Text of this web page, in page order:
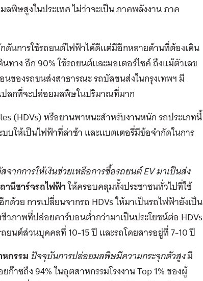
พิษสูงในประเทศ ไม่ว่าจะเป็น ภาคพลังงาน ภาค
ดันการใช้รถยนต์ไฟฟ้าได้ดีแต่มีอีกหลายด้านที่ต้องเดิน
ทาง อีก 90% ใช้รถยนต์และมอเตอร์ไซค์ ถึงแม้ตัวเลข
ของรถขนส่งสาธารณะ รถบัสขนส่งในกรุงเทพฯ มี
ปลกที่จะปล่อยมลพิษในปริมาณที่มาก
(HDVs) หรือยานพาหนะสำหรับงานหนัก รถประเภทนี้
บให้เป็นไฟฟ้าที่ล่าช้า และแบตเตอรี่มีข้อจำกัดในการ
จากการให้เงินช่วยเหลือการซื้อรถยนต์EVมาเป็นส่ง
านีชาร์จรถไฟฟ้าให้ครอบคลุมทั้งประชาชนทั่วไปที่ใช้
ด้วย การเปลี่ยนจากรถ HDVs ให้มาเป็นรถไฟฟ้ายังเป็น
วภาพที่ปล่อยคาร์บอนต่ำกว่ามาเป็นประโยชน์ต่อ HDVs
ยนต์ส่วนบุคคลที่ 10-15 ปี และรถโดยสารอยู่ที่ 7-10 ปี
กรรมปัจจุบันการปล่อยมลพิษมีความกระจุกตัวสูงมี
าซถึง 94% ในอุตสาหกรรมโรงงาน Top 1% ของผู้